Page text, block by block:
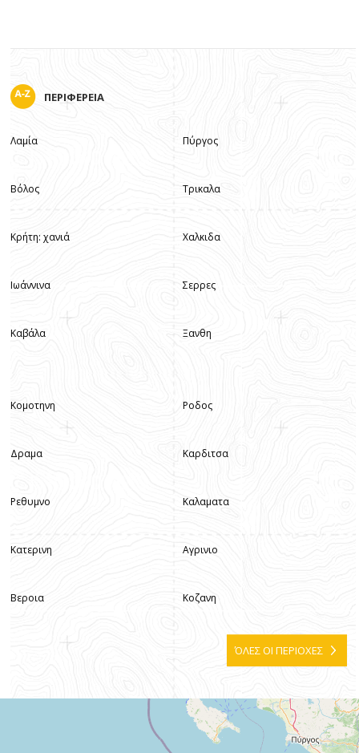
ΠΕΡΙΦΕΡΕΙΑ
Λαμία
Βόλος
Κρήτη: χανιά
Ιωάννινα
Καβάλα
Πύργος
Τρικαλα
Χαλκιδα
Σερρες
Ξανθη
Κομοτηνη
Δραμα
Ρεθυμνο
Κατερινη
Βεροια
Ροδος
Καρδιτσα
Καλαματα
Αγρινιο
Κοζανη
ΌΛΕΣ ΟΙ ΠΕΡΙΟΧΕΣ